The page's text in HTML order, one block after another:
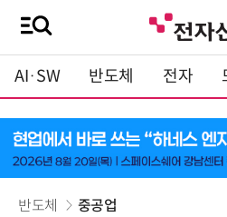
AI·SW 반도체 전자
반도체 중공업